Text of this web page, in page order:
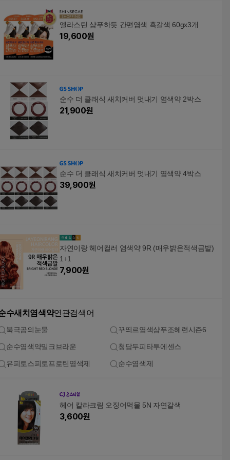
엘라스틴 샴푸하듯 간편염색 흑갈색 60gx3개
19,600원
순수 더 클래식 새치커버 멋내기 염색약 2박스
21,900원
순수 더 클래식 새치커버 멋내기 염색약 4박스
39,900원
자연이랑 헤어컬러 염색약 9R (매우밝은적색금발)
1+1
7,900원
수새치염색약연관검색어
북극곰의눈물 꾸띄르염색샴푸조혜련시즌6
순수염색약밀크브라운 청담두피타투에센스
유피토스피토프로틴염색제 순수염색제
헤어 칼라크림 오징어먹물 5N 자연갈색
3,600원